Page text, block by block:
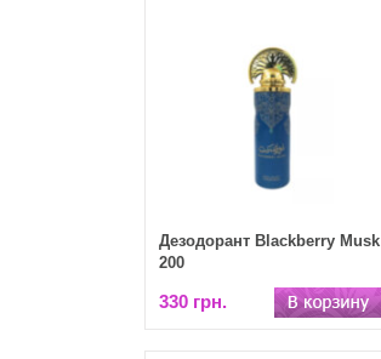
Дезодорант Blackberry Musk
200
330 грн.